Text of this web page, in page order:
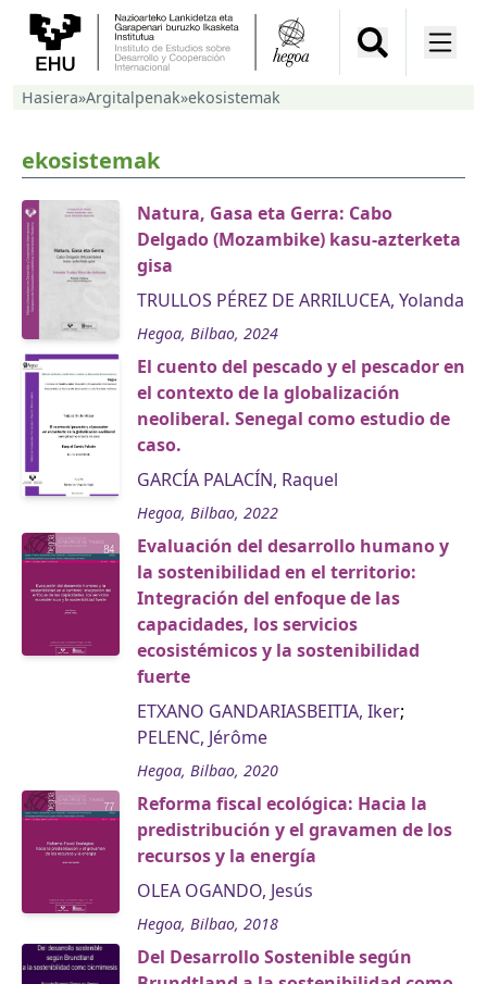
Hasiera»Argitalpenak»ekosistemak
ekosistemak
Natura, Gasa eta Gerra: Cabo
Delgado (Mozambike) kasu-azterketa
gisa
TRULLOS PÉREZ DE ARRILUCEA, Yolanda
Hegoa, Bilbao, 2024
El cuento del pescado y el pescador en
el contexto de la globalización
neoliberal. Senegal como estudio de
caso.
GARCÍA PALACÍN, Raquel
Hegoa, Bilbao, 2022
Evaluación del desarrollo humano y
la sostenibilidad en el territorio:
Integración del enfoque de las
capacidades, los servicios
ecosistémicos y la sostenibilidad
fuerte
ETXANO GANDARIASBEITIA, Iker;
PELENC, Jérôme
Hegoa, Bilbao, 2020
Reforma fiscal ecológica: Hacia la
predistribución y el gravamen de los
recursos y la energía
OLEA OGANDO, Jesús
Hegoa, Bilbao, 2018
Del Desarrollo Sostenible según